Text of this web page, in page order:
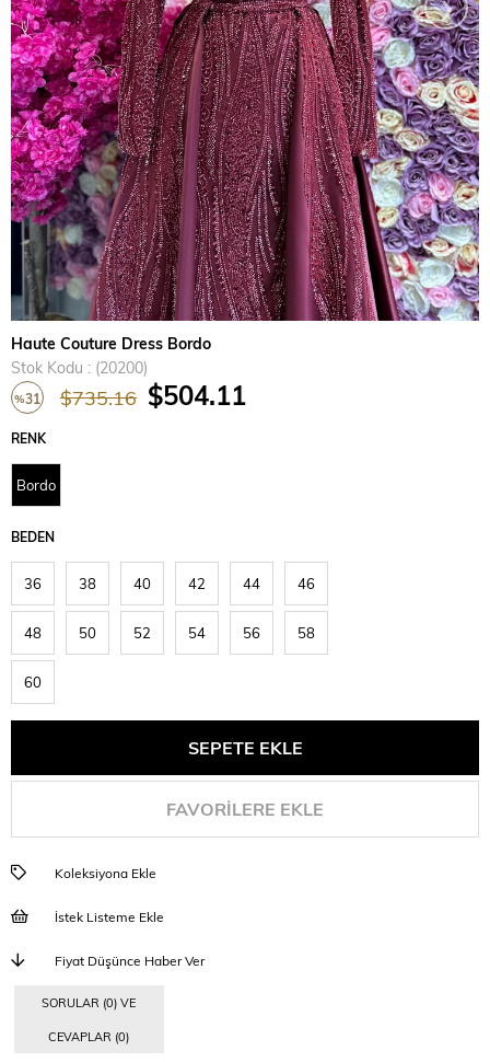
Haute Couture Dress Bordo
Stok Kodu
(20200)
%31
İndirim
$735.16 $504.11
RENK
Bordo
BEDEN
36 38 40 42 44 46
48 50 52 54 56 58
60
FAVORILERE EKLE
Koleksiyona Ekle
İstek Listeme Ekle
Fiyat Düşünce Haber Ver
SORULAR (0) VE
CEVAPLAR (0)